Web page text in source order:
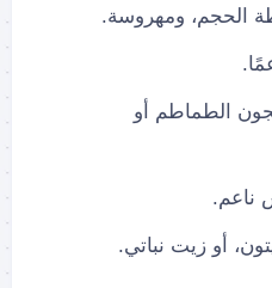
الطماطم أو
ناعم.